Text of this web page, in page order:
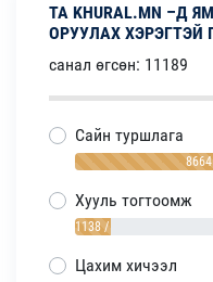
ТА KHURAL.MN –Д
ОРУУЛАХ
санал өгсөн: 11189
Сайн туршлага
Хууль тогтоомж
1138 / 10%
Цахим хичээл